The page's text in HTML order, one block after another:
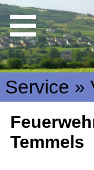
Service »
Temmels